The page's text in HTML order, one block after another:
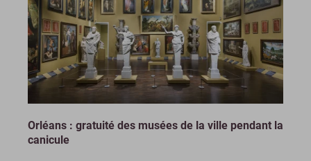
Orléans : gratuité des musées de la ville pendant la
canicule